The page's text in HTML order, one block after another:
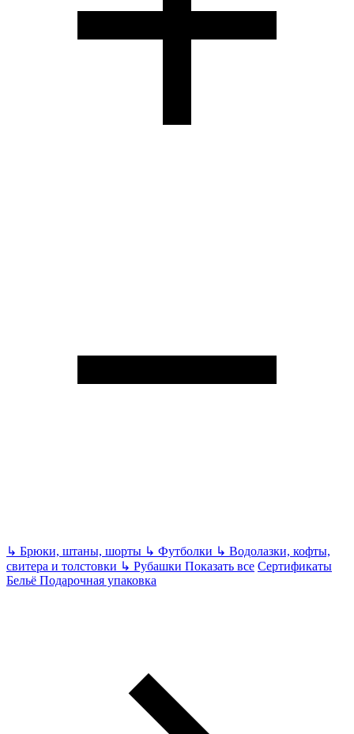
↳ Брюки, штаны, шорты ↳ Футболки ↳ Водолазки, кофты,
свитера и толстовки ↳ Рубашки Показать все Сертификаты
Бельё Подарочная упаковка